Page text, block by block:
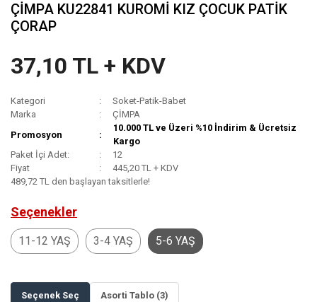
ÇİMPA KU22841 KUROMİ KIZ ÇOCUK PATİK
ÇORAP
37,10 TL + KDV
Kategori
Soket-Patik-Babet
Marka
ÇİMPA
Promosyon
10.000 TL ve Üzeri %10 İndirim & Ücretsiz
Kargo
Paket İçi Adet:
12
Fiyat
445,20 TL + KDV
489,72 TL den başlayan taksitlerle!
Seçenekler
11-12 YAŞ 3-4 YAŞ 5-6 YAŞ
Seçenek Seç Asorti Tablo (3)